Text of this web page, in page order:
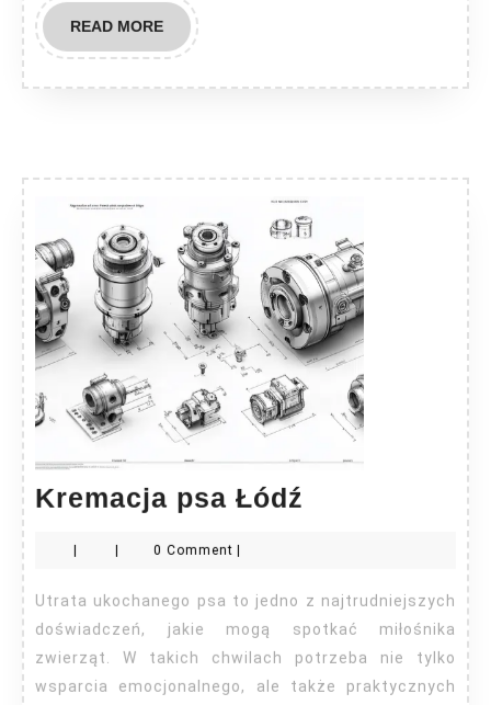
READ MOREREAD
MORE
Kremacja psa Łódź
0 Comment
Utrata ukochanego psa to jedno z najtrudniejszych
doświadczeń, jakie mogą spotkać miłośnika
zwierząt. W takich chwilach potrzeba nie tylko
wsparcia emocjonalnego, ale także praktycznych